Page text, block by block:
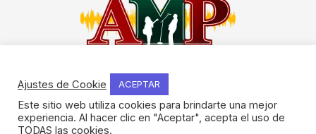
n
s
t
a
F
a
c
e
b
t
u
t
s
NOSOTROS
Ajustes de Cookie ACEPTAR
Este sitio web utiliza cookies para brindarte una mejor
experiencia. Al hacer clic en "Aceptar", acepta el uso de
TODAS las cookies.